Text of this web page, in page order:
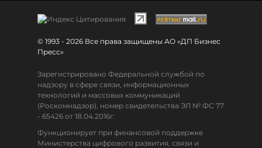
© 1993 - 2026 Все права защищены АО «ДП Бизнес
Пресс»
Зарегистрировано Федеральной службой по
надзору в сфере связи, информационных
технологий и массовых коммуникаций
(Роскомнадзор), номер свидетельства ЭЛ № ФС 77
- 65426 от 18.04.2016г.
Функционирует при финансовой поддержке
Министерства цифрового развития, связи и